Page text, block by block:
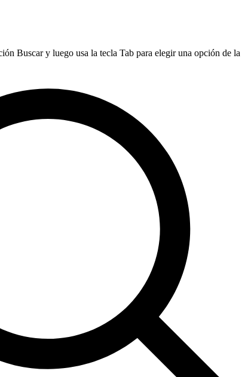
Buscar y luego usa la tecla Tab para elegir una opción de la